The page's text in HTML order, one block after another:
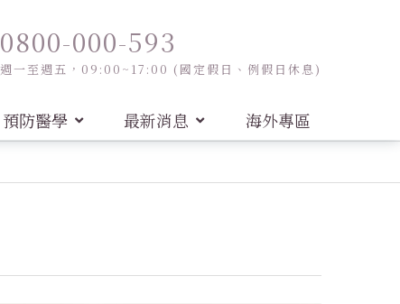
0800-000-593
週一至週五，09:00~17:00 (國定假日、例假日休息)
預防醫學 最新消息 海外專區